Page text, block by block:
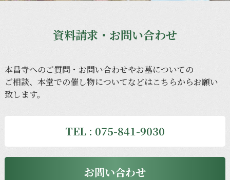
資料請求・お問い合わせ
本昌寺へのご質問・ お問い合わせやお墓についての
ご相談、 本堂での催し物についてなどはこちらからお願い
致します。
TEL : 075-841-9030
お問い合わせ